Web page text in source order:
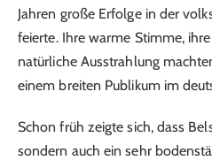
Jahren große Erfolge in der
feierte. Ihre warme Stimme,
natürliche Ausstrahlung
einem breiten Publikum im
Schon früh zeigte sich, dass
sondern auch ein sehr